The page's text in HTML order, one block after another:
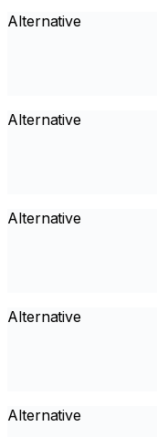
Alternative
Alternative
Alternative
Alternative
Alternative